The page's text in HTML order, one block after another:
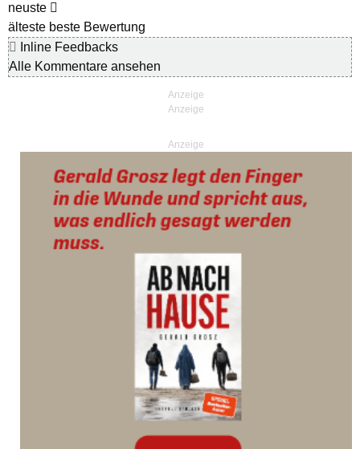
neuste
älteste beste Bewertung
Inline Feedbacks
Alle Kommentare ansehen
Anzeige